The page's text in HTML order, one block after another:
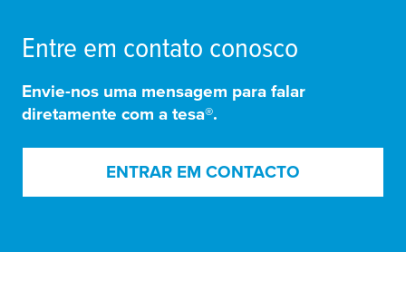
Entre em contato conosco
Envie-nos uma mensagem para falar
diretamente com a tesa®.
ENTRAR EM CONTACTO